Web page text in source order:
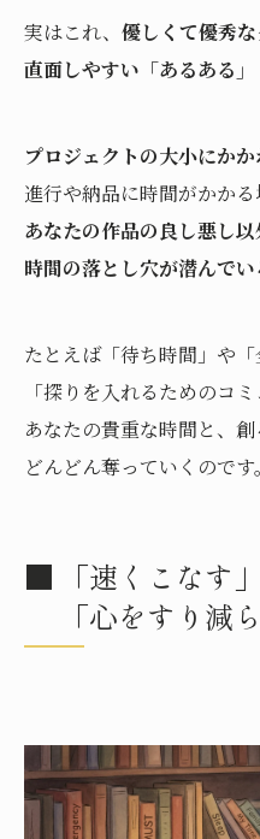
実はこれ、 優しくて優秀
直面しやすい「あるある」
プロジェクトの大小にか
進行や納品に時間がかか
あなたの作品の良し悪し
時間の落とし穴が潜んでい
たとえば「待ち時間」や「
「探りを入れるためのコ
あなたの貴重な時間と、
どんどん奪っていくのです。
■ 「速くこなす
「心をすり減